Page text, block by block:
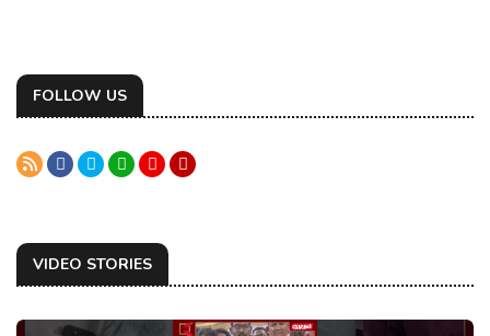
FOLLOW US
VIDEO STORIES